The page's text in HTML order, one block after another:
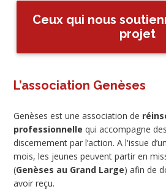
Ceux qui nous
projet
L’association Genèses
Genèses est une association de
professionnelle qui accompagne
discernement par l’action. A l'issue
mois, les jeunes peuvent partir en
(Genèses au Grand Large) afin de
avoir reçu.